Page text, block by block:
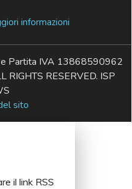
informazioni
Partita IVA 13868590962
RESERVED. ISP
sito
il link RSS